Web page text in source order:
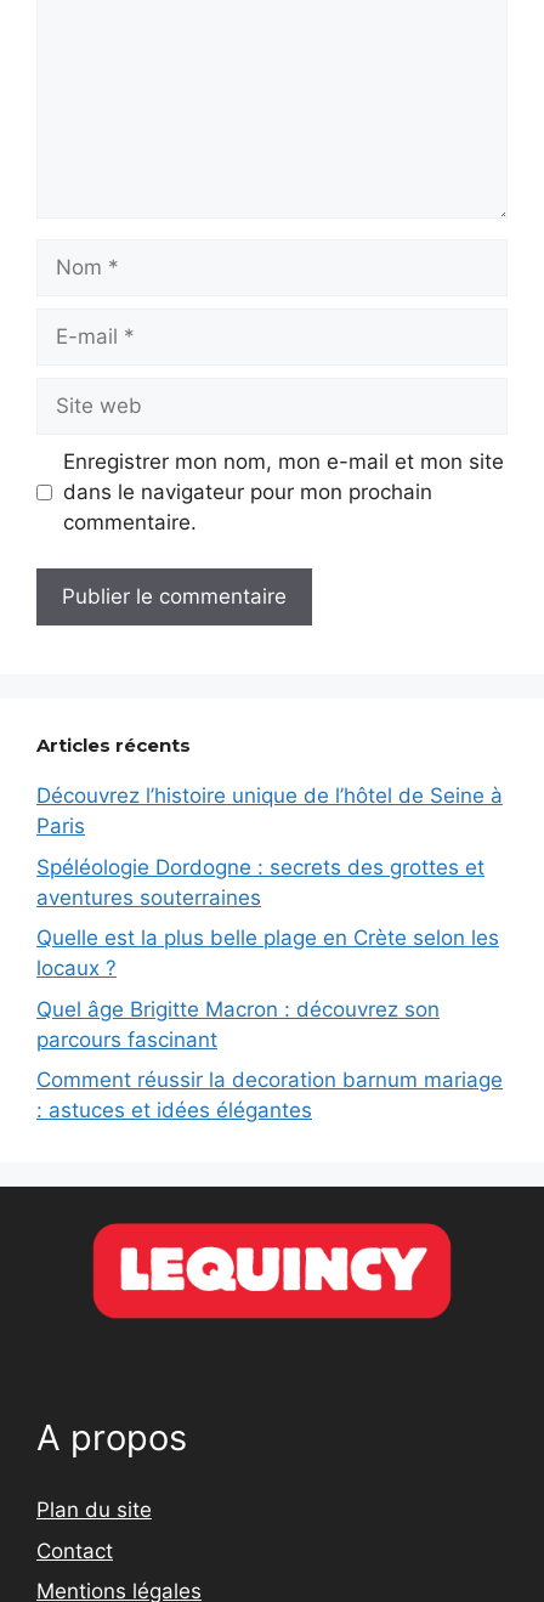
mail
web
Enregistrer mon nom, mon e-mail et mon site
dans le navigateur pour mon prochain
commentaire.
Articles récents
Découvrez l’histoire unique de l’hôtel de Seine à
Paris
Spéléologie Dordogne : secrets des grottes et
aventures souterraines
Quelle est la plus belle plage en Crète selon les
locaux ?
Quel âge Brigitte Macron : découvrez son
parcours fascinant
Comment réussir la decoration barnum mariage
: astuces et idées élégantes
A propos
Plan du site
Contact
Mentions légales